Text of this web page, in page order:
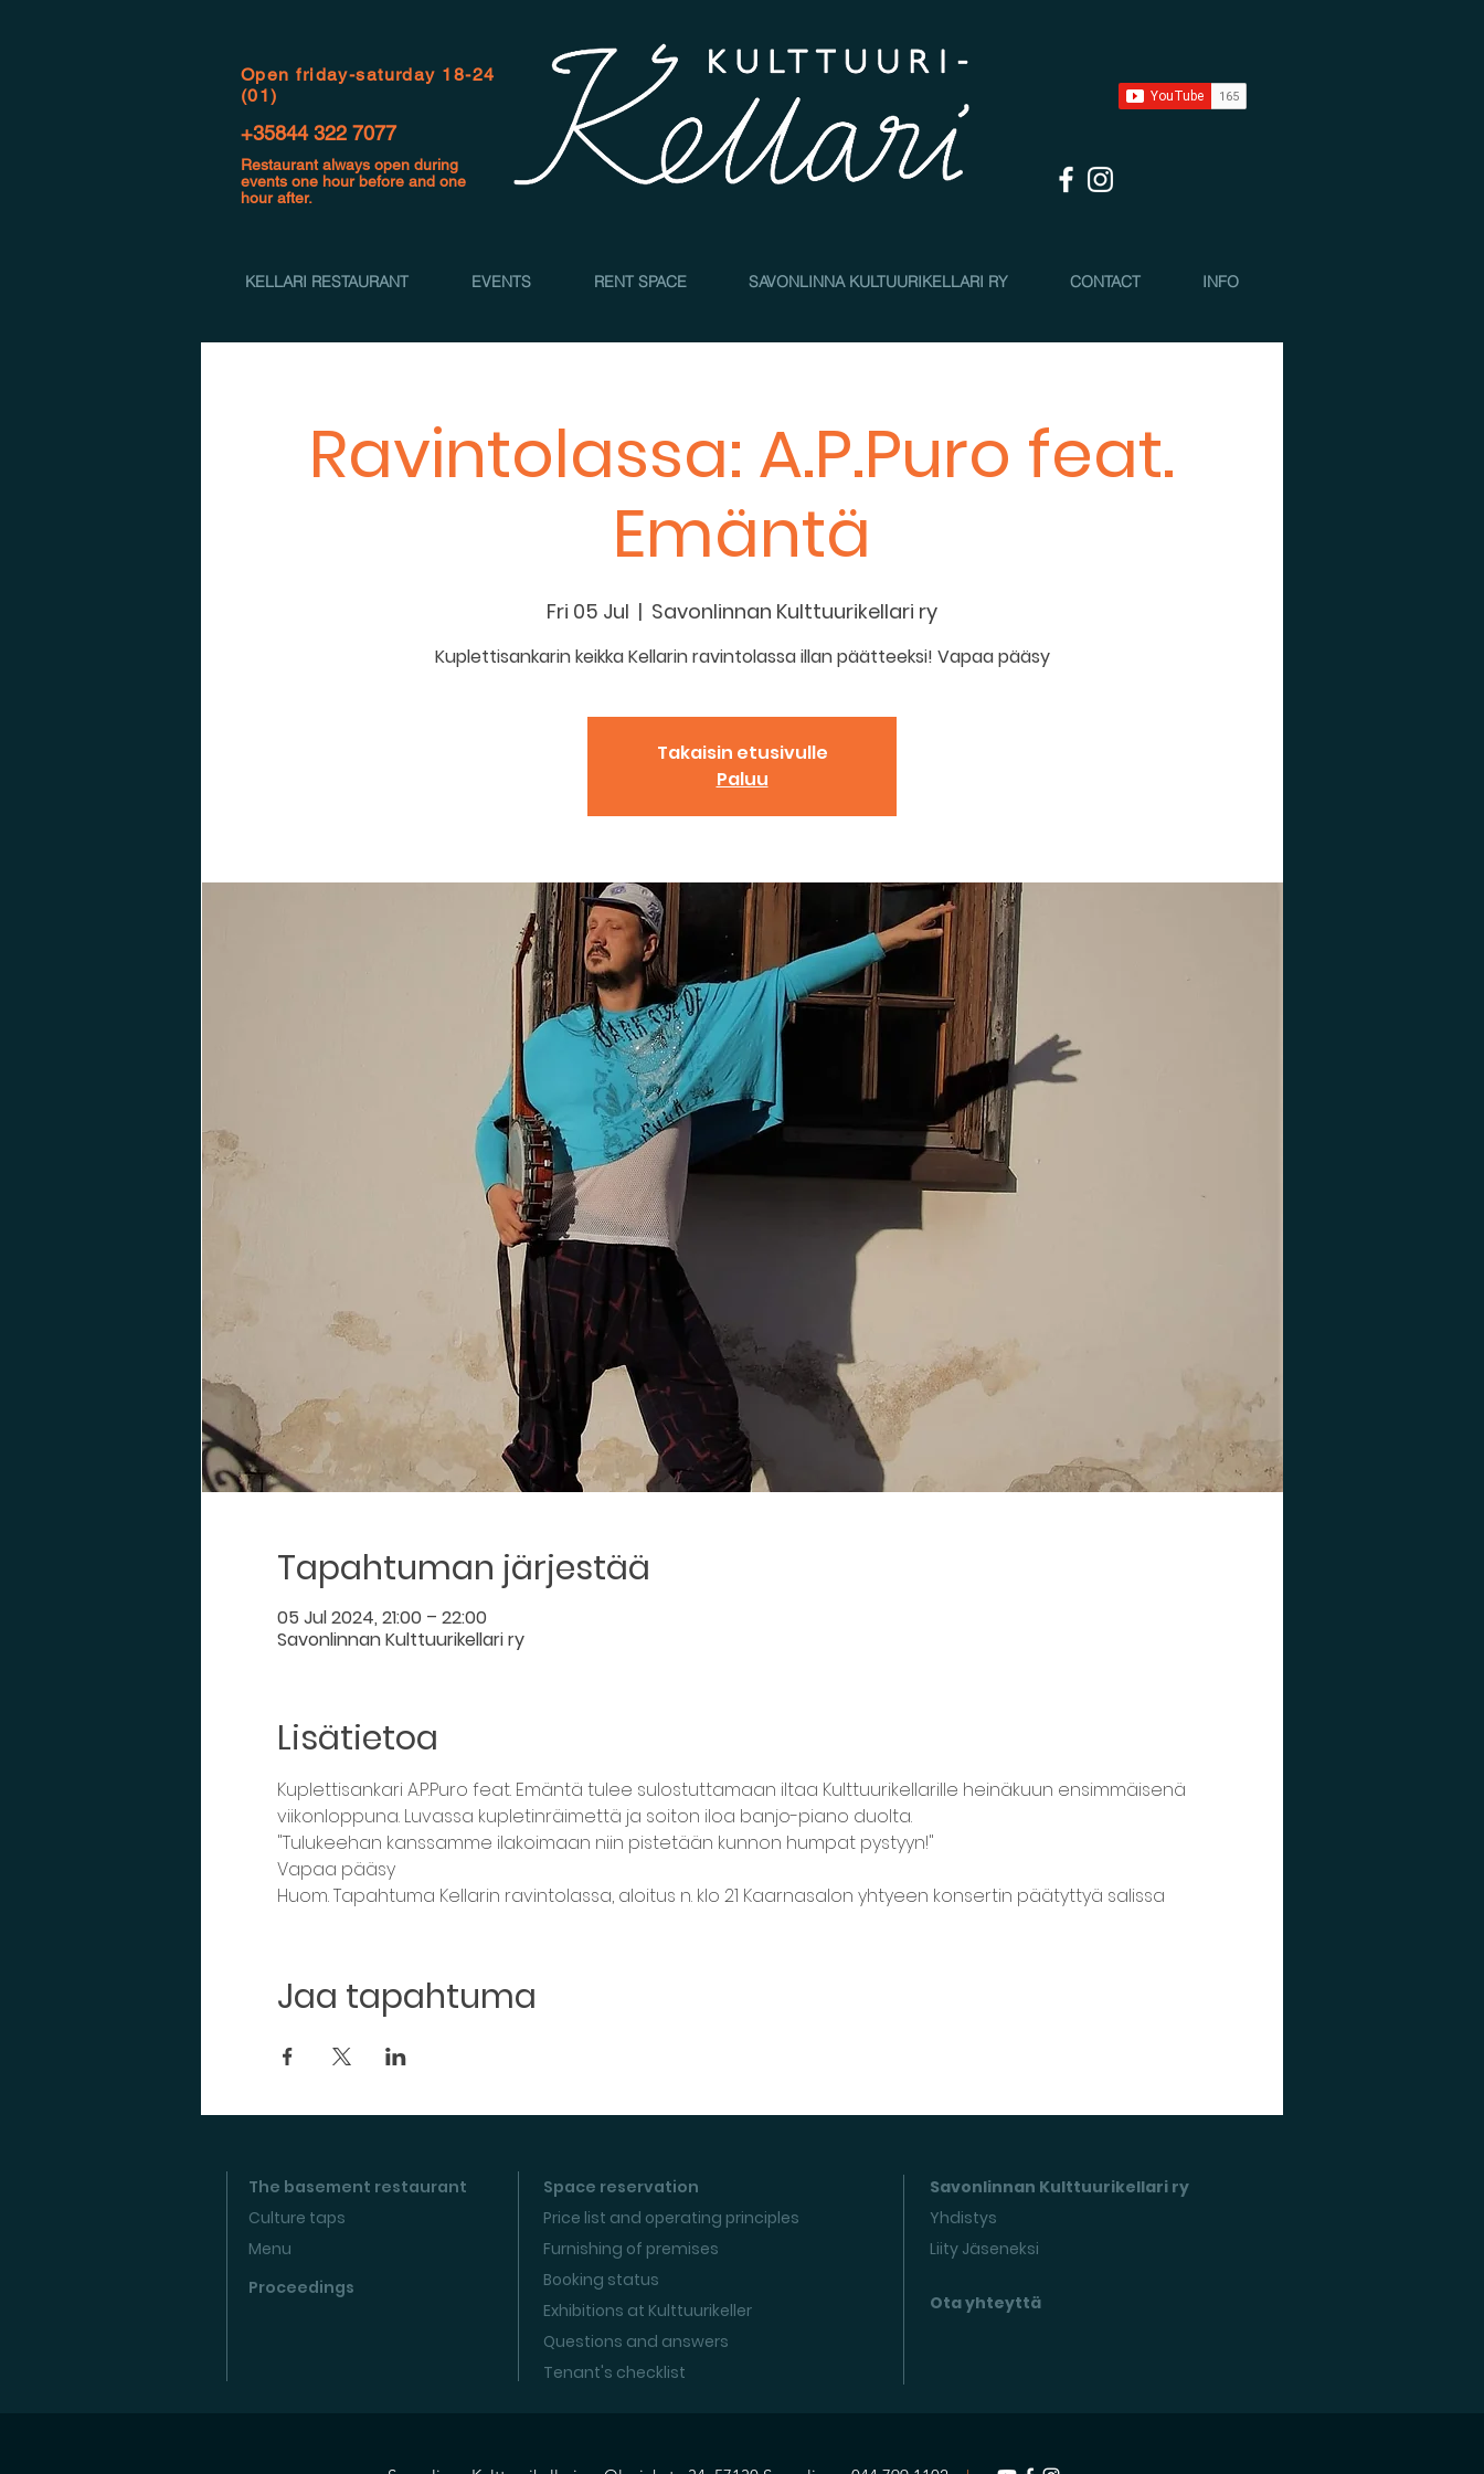
Open friday-saturday 18-24
(01)
+35844 322 7077
Restaurant always open during
events one hour before and one
hour after.
KELLARI RESTAURANT EVENTS RENT SPACE SAVONLINNA KULTUURIKELLARI RY CONTACT INFO
Ravintolassa: A.P.Puro feat.
Emäntä
Fri 05 Jul
  |
Savonlinnan Kulttuurikellari ry
Kuplettisankarin keikka Kellarin ravintolassa illan päätteeksi! Vapaa pääsy
Takaisin etusivulle
Paluu
Tapahtuman järjestää
05 Jul 2024, 21:00 – 22:00
Savonlinnan Kulttuurikellari ry
Lisätietoa
Kuplettisankari A.P.Puro feat. Emäntä tulee sulostuttamaan iltaa Kulttuurikellarille heinäkuun ensimmäisenä
viikonloppuna. Luvassa kupletinräimettä ja soiton iloa banjo-piano duolta.
"Tulukeehan kanssamme ilakoimaan niin pistetään kunnon humpat pystyyn!"
Vapaa pääsy
Huom. Tapahtuma Kellarin ravintolassa, aloitus n. klo 21 Kaarnasalon yhtyeen konsertin päätyttyä salissa
Jaa tapahtuma
The basement restaurant
Culture taps
Menu
Proceedings
Space reservation
Price list and operating principles
Furnishing of premises
Booking status
Exhibitions at Kulttuurikeller
Questions and answers
Tenant's checklist
Savonlinnan Kulttuurikellari ry
Yhdistys
Liity Jäseneksi
Ota yhteyttä